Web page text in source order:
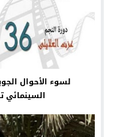
لسوء الأحوال
السينمائي